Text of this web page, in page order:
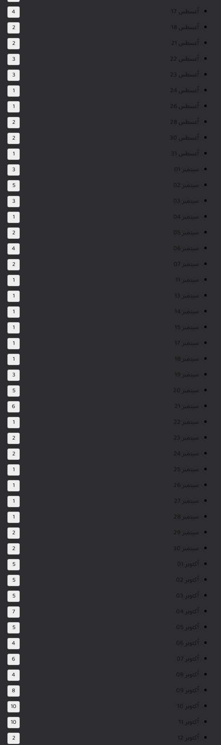
أغسطس 17 4
أغسطس 18 2
أغسطس 21 2
أغسطس 22 3
أغسطس 23 3
أغسطس 24 1
أغسطس 26 1
أغسطس 28 2
أغسطس 30 2
أغسطس 31 1
سبتمبر 01 3
سبتمبر 02 5
سبتمبر 03 3
سبتمبر 04 1
سبتمبر 05 2
سبتمبر 06 4
سبتمبر 07 2
سبتمبر 11 1
سبتمبر 13 1
سبتمبر 14 1
سبتمبر 15 1
سبتمبر 17 1
سبتمبر 18 1
سبتمبر 19 3
سبتمبر 20 5
سبتمبر 21 6
سبتمبر 22 1
سبتمبر 23 2
سبتمبر 24 2
سبتمبر 25 1
سبتمبر 26 1
سبتمبر 27 1
سبتمبر 28 1
سبتمبر 29 2
سبتمبر 30 2
أكتوبر 01 5
أكتوبر 02 5
أكتوبر 03 5
أكتوبر 04 7
أكتوبر 05 5
أكتوبر 06 4
أكتوبر 07 6
أكتوبر 08 4
أكتوبر 09 8
أكتوبر 10 10
أكتوبر 11 10
أكتوبر 12 2